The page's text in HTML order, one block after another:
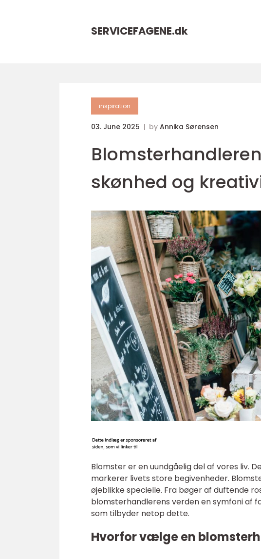
SERVICEFAGENE.dk
inspiration
03. June 2025 by Annika Sørensen
skønhed og
Blomster er en uundgåelig del af vores liv.
markerer livets store begivenheder.
øjeblikke specielle. Fra bøger af duftende
blomsterhandlerens verden en symfoni af
som tilbyder netop dette.
Hvorfor vælge en